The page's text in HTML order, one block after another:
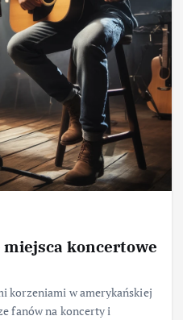
koncertowe
korzeniami w amerykańskiej
fanów na koncerty i